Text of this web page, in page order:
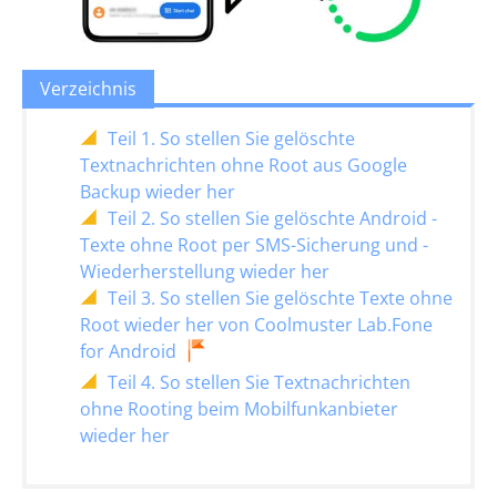
Verzeichnis
Teil 1. So stellen Sie gelöschte
Textnachrichten ohne Root aus Google
Backup wieder her
Teil 2. So stellen Sie gelöschte Android -
Texte ohne Root per SMS-Sicherung und -
Wiederherstellung wieder her
Teil 3. So stellen Sie gelöschte Texte ohne
Root wieder her von Coolmuster Lab.Fone
for Android
Teil 4. So stellen Sie Textnachrichten
ohne Rooting beim Mobilfunkanbieter
wieder her